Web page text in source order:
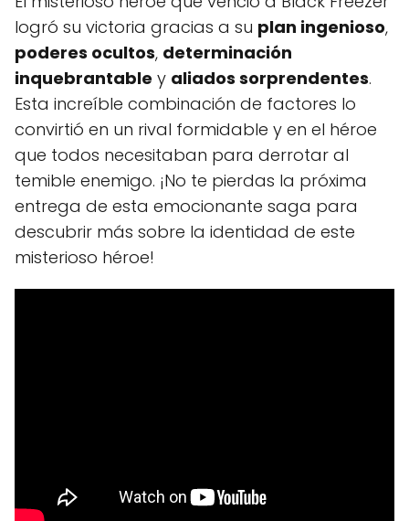
logró su victoria gracias a su plan ingenioso,
poderes ocultos, determinación
inquebrantable y aliados sorprendentes.
Esta increíble combinación de factores lo
convirtió en un rival formidable y en el héroe
que todos necesitaban para derrotar al
temible enemigo. ¡No te pierdas la próxima
entrega de esta emocionante saga para
descubrir más sobre la identidad de este
misterioso héroe!